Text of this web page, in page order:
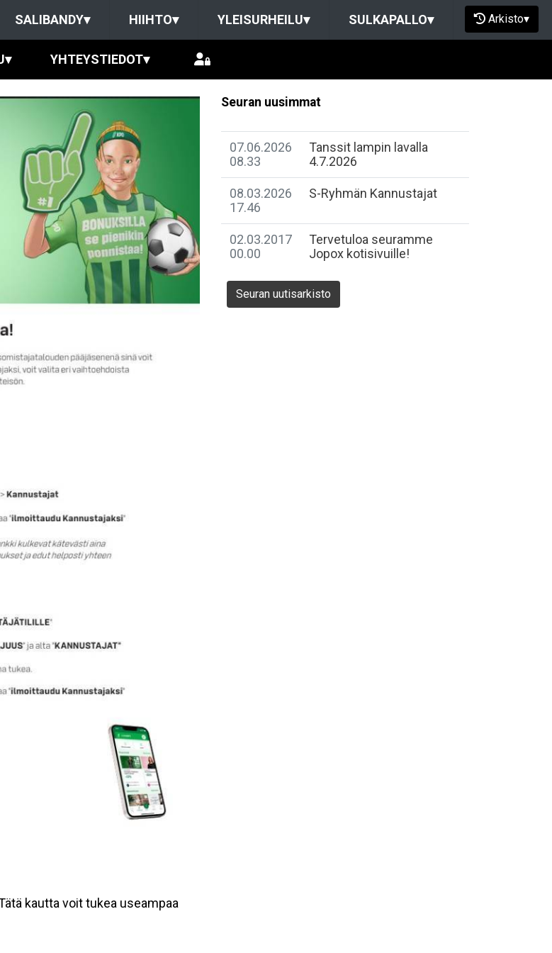
SALIBANDY▾ HIIHTO▾ YLEISURHEILU▾ SULKAPALLO▾ Arkisto▾
▾ YHTEYSTIEDOT▾
kautta voit tukea useampaa
Seuran uusimmat
07.06.2026
08.33
Tanssit lampin lavalla
4.7.2026
08.03.2026
17.46
S-Ryhmän Kannustajat
02.03.2017
00.00
Tervetuloa seuramme
Jopox kotisivuille!
Seuran uutisarkisto